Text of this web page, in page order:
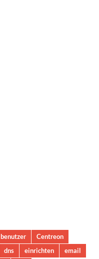
benutzer
Centreon
dns einrichten
email